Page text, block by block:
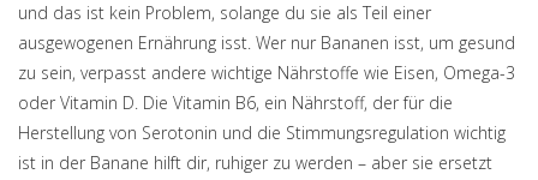
und das ist kein Problem, solange du sie als Teil einer
ausgewogenen Ernährung isst. Wer nur Bananen isst, um gesund
zu sein, verpasst andere wichtige Nährstoffe wie Eisen, Omega-3
oder Vitamin D. Die Vitamin B6, ein Nährstoff, der für die
Herstellung von Serotonin und die Stimmungsregulation wichtig
ist in der Banane hilft dir, ruhiger zu werden – aber sie ersetzt